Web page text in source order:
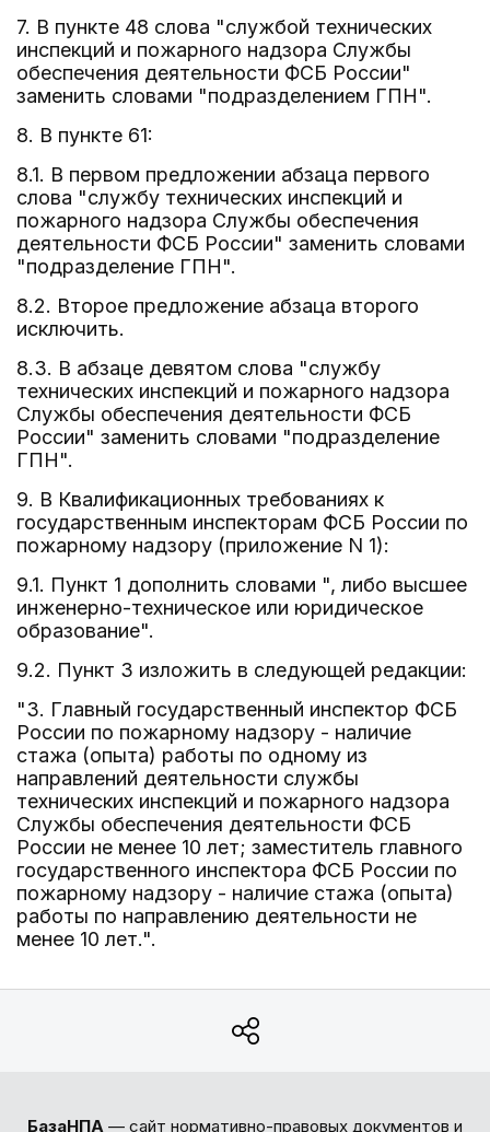
7. В пункте 48 слова "службой технических
инспекций и пожарного надзора Службы
обеспечения деятельности ФСБ России"
заменить словами "подразделением ГПН".
8. В пункте 61:
8.1. В первом предложении абзаца первого
слова "службу технических инспекций и
пожарного надзора Службы обеспечения
деятельности ФСБ России" заменить словами
"подразделение ГПН".
8.2. Второе предложение абзаца второго
исключить.
8.3. В абзаце девятом слова "службу
технических инспекций и пожарного надзора
Службы обеспечения деятельности ФСБ
России" заменить словами "подразделение
ГПН".
9. В Квалификационных требованиях к
государственным инспекторам ФСБ России по
пожарному надзору (приложение N 1):
9.1. Пункт 1 дополнить словами ", либо высшее
инженерно-техническое или юридическое
образование".
9.2. Пункт 3 изложить в следующей редакции:
"3. Главный государственный инспектор ФСБ
России по пожарному надзору - наличие
стажа (опыта) работы по одному из
направлений деятельности службы
технических инспекций и пожарного надзора
Службы обеспечения деятельности ФСБ
России не менее 10 лет; заместитель главного
государственного инспектора ФСБ России по
пожарному надзору - наличие стажа (опыта)
работы по направлению деятельности не
менее 10 лет.".
БазаНПА — сайт нормативно-правовых документов и